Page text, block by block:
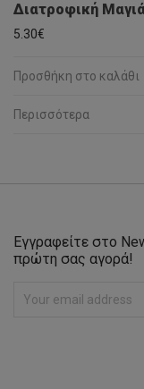
Διατροφική
5.30€
Προσθήκη στο καλάθι
Περισσότερα
Εγγραφείτε στο
πρώτη σας αγορά!